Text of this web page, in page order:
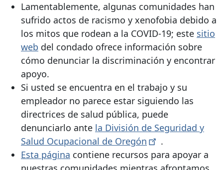
Lamentablemente, algunas comunidades han
sufrido actos de racismo y xenofobia debido a
los mitos que rodean a la COVID-19; este sitio
web del condado ofrece información sobre
cómo denunciar la discriminación y encontrar
apoyo.
Si usted se encuentra en el trabajo y su
empleador no parece estar siguiendo las
directrices de salud pública, puede
denunciarlo ante la División de Seguridad y
Salud Ocupacional de Oregón
.
Esta página contiene recursos para apoyar a